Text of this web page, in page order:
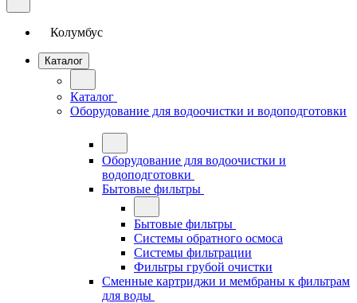
Колумбус
Каталог
Каталог
Оборудование для водоочистки и водоподготовки
Оборудование для водоочистки и
водоподготовки
Бытовые фильтры
Бытовые фильтры
Системы обратного осмоса
Системы фильтрации
Фильтры грубой очистки
Сменные картриджи и мембраны к фильтрам
для воды